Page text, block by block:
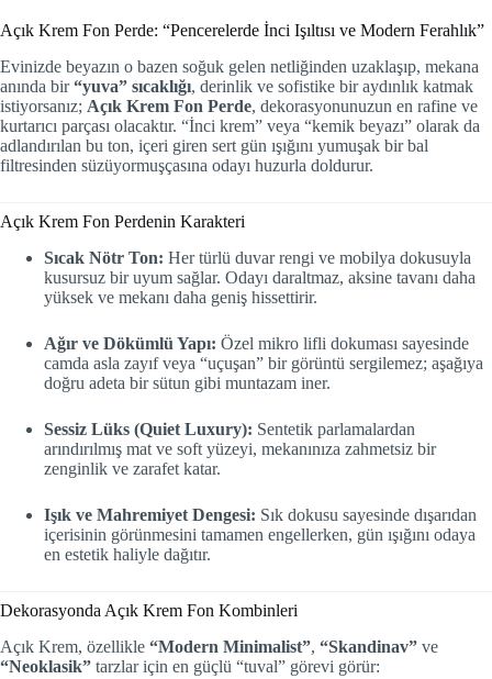
Açık Krem Fon Perde: “Pencerelerde İnci Işıltısı ve Modern Ferahlık”
Evinizde beyazın o bazen soğuk gelen netliğinden uzaklaşıp, mekana
anında bir“yuva” sıcaklığı, derinlik ve sofistike bir aydınlık katmak
istiyorsanız; Açık Krem Fon Perde, dekorasyonunuzun en rafine ve
kurtarıcı parçası olacaktır. “İnci krem” veya “kemik beyazı” olarak da
adlandırılan bu ton, içeri giren sert gün ışığını yumuşak bir bal
filtresinden süzüyormuşçasına odayı huzurla doldurur.
Açık Krem Fon Perdenin Karakteri
Sıcak Nötr Ton: Her türlü duvar rengi ve mobilya dokusuyla
kusursuz bir uyum sağlar. Odayı daraltmaz, aksine tavanı daha
yüksek ve mekanı daha geniş hissettirir.
Ağır ve Dökümlü Yapı: Özel mikro lifli dokuması sayesinde
camda asla zayıf veya “uçuşan” bir görüntü sergilemez; aşağıya
doğru adeta bir sütun gibi muntazam iner.
Sessiz Lüks (Quiet Luxury): Sentetik parlamalardan
arındırılmış mat ve soft yüzeyi, mekanınıza zahmetsiz bir
zenginlik ve zarafet katar.
Işık ve Mahremiyet Dengesi: Sık dokusu sayesinde dışarıdan
içerisinin görünmesini tamamen engellerken, gün ışığını odaya
en estetik haliyle dağıtır.
Dekorasyonda Açık Krem Fon Kombinleri
Açık Krem, özellikle “Modern Minimalist”, “Skandinav” ve
“Neoklasik” tarzlar için en güçlü “tuval” görevi görür: